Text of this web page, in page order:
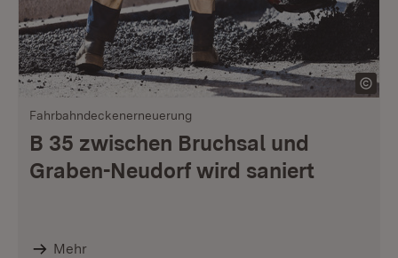
Fahrbahndeckenerneuerung
B 35 zwischen Bruchsal und
Graben-Neudorf wird saniert
Mehr